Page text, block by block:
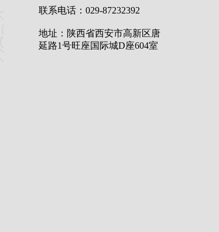
联系电话：029-87232392
地址：陕西省西安市高新区唐
延路1号旺座国际城D座604室